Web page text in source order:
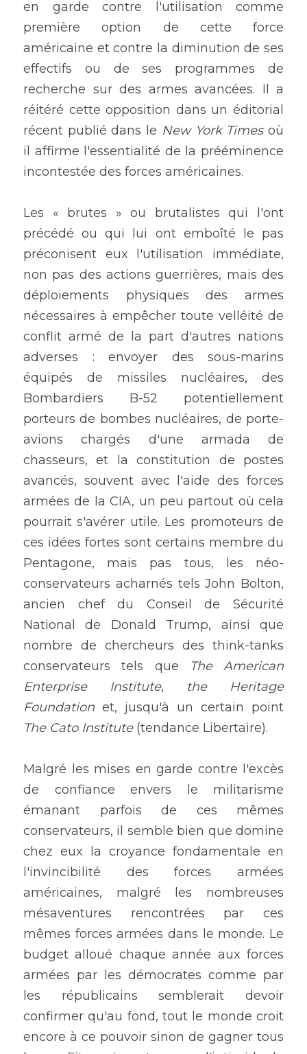
en garde contre l'utilisation comme
première option de cette force
américaine et contre la diminution de ses
effectifs ou de ses programmes de
recherche sur des armes avancées. Il a
réitéré cette opposition dans un éditorial
récent publié dans le New York Times où
il affirme l'essentialité de la prééminence
incontestée des forces américaines.
Les « brutes » ou brutalistes qui l'ont
précédé ou qui lui ont emboîté le pas
préconisent eux l'utilisation immédiate,
non pas des actions guerrières, mais des
déploiements physiques des armes
nécessaires à empêcher toute velléité de
conflit armé de la part d'autres nations
adverses : envoyer des sous-marins
équipés de missiles nucléaires, des
Bombardiers B-52 potentiellement
porteurs de bombes nucléaires, de porte-
avions chargés d'une armada de
chasseurs, et la constitution de postes
avancés, souvent avec l'aide des forces
armées de la CIA, un peu partout où cela
pourrait s'avérer utile. Les promoteurs de
ces idées fortes sont certains membre du
Pentagone, mais pas tous, les néo-
conservateurs acharnés tels John Bolton,
ancien chef du Conseil de Sécurité
National de Donald Trump, ainsi que
nombre de chercheurs des think-tanks
conservateurs tels que
The American
Enterprise Institute, the Heritage
Foundation
The Cato Institute (tendance Libertaire).
Malgré les mises en garde contre l'excès
de confiance envers le militarisme
émanant parfois de ces mêmes
conservateurs, il semble bien que domine
chez eux la croyance fondamentale en
l'invincibilité des forces armées
américaines, malgré les nombreuses
mésaventures rencontrées par ces
mêmes forces armées dans le monde. Le
budget alloué chaque année aux forces
armées par les démocrates comme par
les républicains semblerait devoir
confirmer qu'au fond, tout le monde croit
encore à ce pouvoir sinon de gagner tous